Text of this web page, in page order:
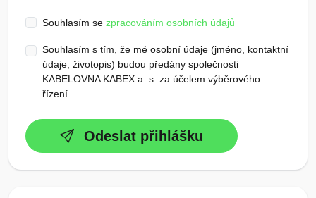
Souhlasím se zpracováním osobních údajů
Souhlasím s tím, že mé osobní údaje (jméno, kontaktní
údaje, životopis) budou předány společnosti
KABELOVNA KABEX a. s. za účelem výběrového
řízení.
Odeslat přihlášku